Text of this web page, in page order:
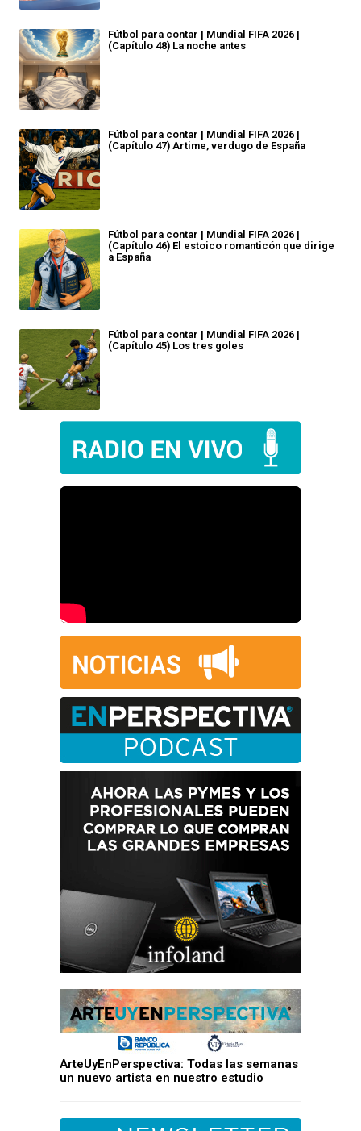
Fútbol para contar | Mundial FIFA 2026 |
(Capítulo 48) La noche antes
Fútbol para contar | Mundial FIFA 2026 |
(Capítulo 47) Artime, verdugo de España
Fútbol para contar | Mundial FIFA 2026 |
(Capítulo 46) El estoico romanticón que dirige
a España
Fútbol para contar | Mundial FIFA 2026 |
(Capítulo 45) Los tres goles
ArteUyEnPerspectiva: Todas las semanas
un nuevo artista en nuestro estudio